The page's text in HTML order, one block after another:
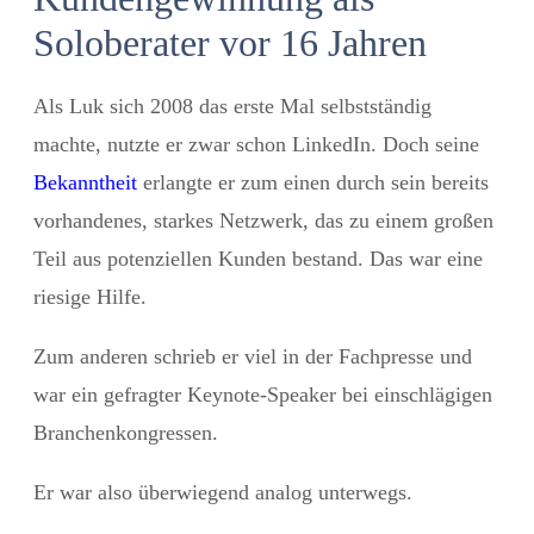
Soloberater vor 16 Jahren
Als Luk sich 2008 das erste Mal selbstständig
machte, nutzte er zwar schon LinkedIn. Doch seine
Bekanntheit erlangte er zum einen durch sein bereits
vorhandenes, starkes Netzwerk, das zu einem großen
Teil aus potenziellen Kunden bestand. Das war eine
riesige Hilfe.
Zum anderen schrieb er viel in der Fachpresse und
war ein gefragter Keynote-Speaker bei einschlägigen
Branchenkongressen.
Er war also überwiegend analog unterwegs.